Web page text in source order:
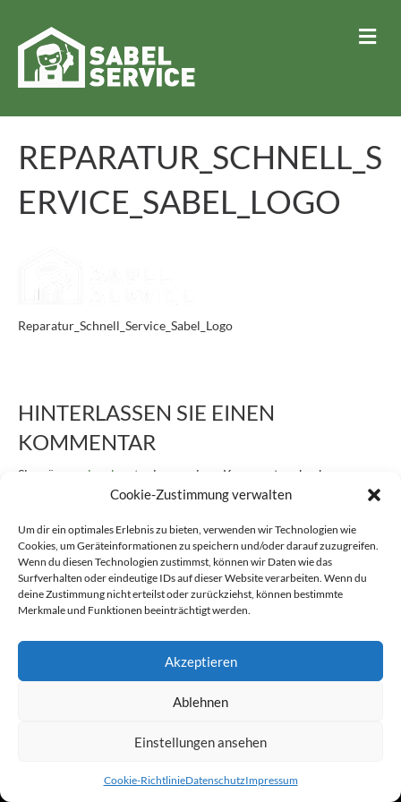
Cookie-Zustimmung verwalten
Um dir ein optimales Erlebnis zu bieten, verwenden wir Technologien wie
Cookies, um Geräteinformationen zu speichern und/oder darauf zuzugreifen.
Wenn du diesen Technologien zustimmst, können wir Daten wie das
Surfverhalten oder eindeutige IDs auf dieser Website verarbeiten. Wenn du
deine Zustimmung nicht erteilst oder zurückziehst, können bestimmte
Merkmale und Funktionen beeinträchtigt werden.
Akzeptieren
Ablehnen
Einstellungen ansehen
Cookie-RichtlinieDatenschutzImpressum
N
A
A
I
O
REPARATUR_SCHNELL_S
ERVICE_SABEL_LOGO
Reparatur_Schnell_Service_Sabel_Logo
HINTERLASSEN SIE EINEN
KOMMENTAR
Sie müssen eingeloggt
sein, um einen Kommentar abgeben zu
Kontakt Impressum
Datenschutz
Powered by Vangerow GmbH
Cookie-Richtlinie (EU)